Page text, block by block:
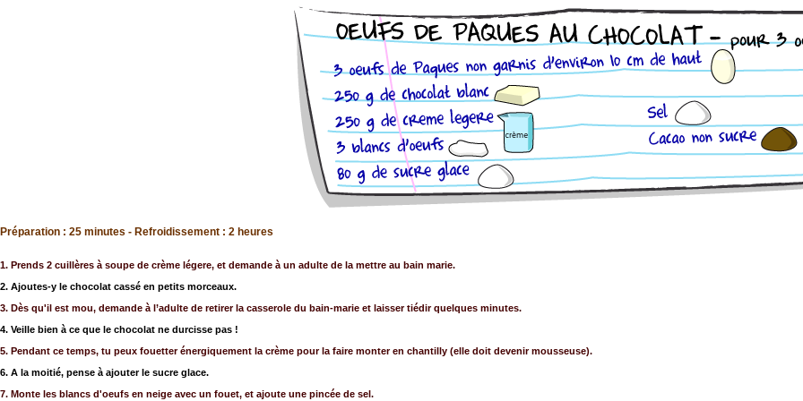
Préparation : 25 minutes - Refroidissement : 2 heures
1. Prends 2 cuillères à soupe de crème légere, et demande à un adulte de la mettre au bain marie.
2. Ajoutes-y le chocolat cassé en petits morceaux.
3. Dès qu'il est mou, demande à l’adulte de retirer la casserole du bain-marie et laisser tiédir quelques minutes.
4. Veille bien à ce que le chocolat ne durcisse pas !
5. Pendant ce temps, tu peux fouetter énergiquement la crème pour la faire monter en chantilly (elle doit devenir mousseuse).
6. A la moitié, pense à ajouter le sucre glace.
7. Monte les blancs d'oeufs en neige avec un fouet, et ajoute une pincée de sel.